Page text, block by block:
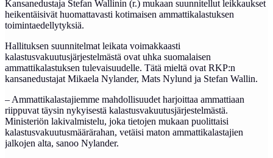
Kansanedustaja Stefan Wallinin (r.) mukaan suunnitellut leikkaukset
heikentäisivät huomattavasti kotimaisen ammattikalastuksen
toimintaedellytyksiä.
Hallituksen suunnitelmat leikata voimakkaasti
kalastusvakuutusjärjestelmästä ovat uhka suomalaisen
ammattikalastuksen tulevaisuudelle. Tätä mieltä ovat RKP:n
kansanedustajat Mikaela Nylander, Mats Nylund ja Stefan Wallin.
– Ammattikalastajiemme mahdollisuudet harjoittaa ammattiaan
riippuvat täysin nykyisestä kalastusvakuutusjärjestelmästä.
Ministeriön lakivalmistelu, joka tietojen mukaan puolittaisi
kalastusvakuutusmäärärahan, vetäisi maton ammattikalastajien
jalkojen alta, sanoo Nylander.